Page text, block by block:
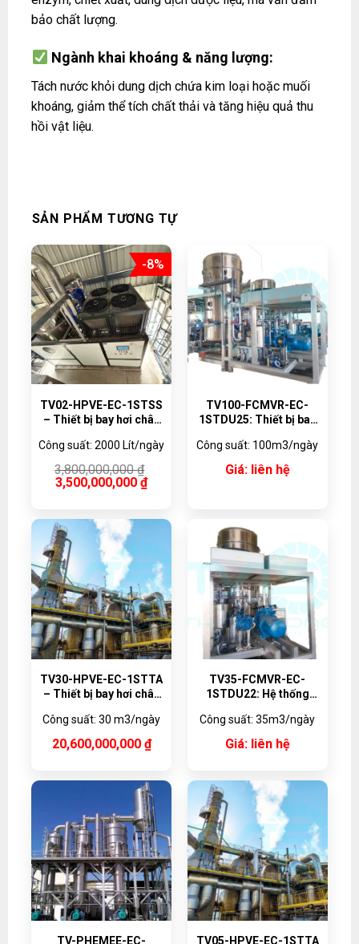
bảo chất lượng.
Ngành khai khoáng & năng lượng:
Tách nước khỏi dung dịch chứa kim loại hoặc muối
khoáng, giảm thể tích chất thải và tăng hiệu quả thu
hồi vật liệu.
SẢN PHẨM TƯƠNG TỰ
-8%
TV02-HPVE-EC-1STSS
– Thiết bị bay hơi chân
lít/ngày
Công suất: 2000 Lít/ngày
3,800,000,000₫
Giá
gốc
là:
3,500,000,000₫
Giá
hiện
tại
TV100-FCMVR-EC-
1STDU25: Thiết bị bay
cưỡng bức MVR
Công suất: 100m3/ngày
Giá: liên hệ
TV30-HPVE-EC-1STTA
– Thiết bị bay hơi chân
30,000 lít/ngày, Vật liệu
Titanium
Công suất: 30 m3/ngày
20,600,000,000 ₫
TV35-FCMVR-EC-
1STDU22: Hệ thống
cưỡng bức MVR 35m3
Công suất: 35m3/ngày
Giá: liên hệ
TV-PHEMEE-EC-
TV05-HPVE-EC-1STTA